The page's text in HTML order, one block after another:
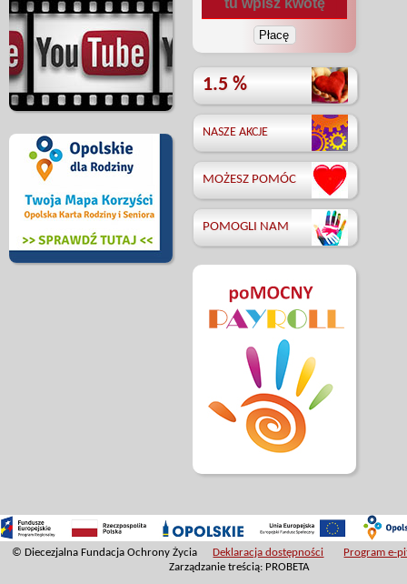
1.5 %
NASZE AKCJE
MOŻESZ POMÓC
POMOGLI NAM
© Diecezjalna Fundacja Ochrony Życia Deklaracja dostępności
Program e-
Zarządzanie treścią: PROBETA